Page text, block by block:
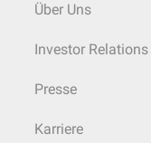
Über Uns
Investor Relations
Presse
Karriere